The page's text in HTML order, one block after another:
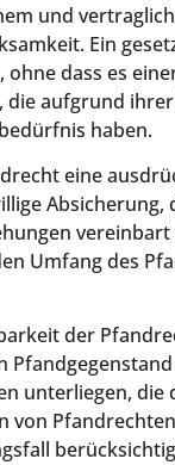
und
Ein
dass es
aufgrund
haben.
eine
Absicherung,
Umfang des
der
unterliegen, die
von